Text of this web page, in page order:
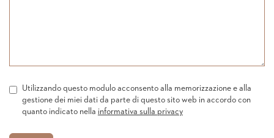
Utilizzando questo modulo acconsento alla memorizzazione e alla
gestione dei miei dati da parte di questo sito web in accordo con
quanto indicato nella informativa sulla privacy